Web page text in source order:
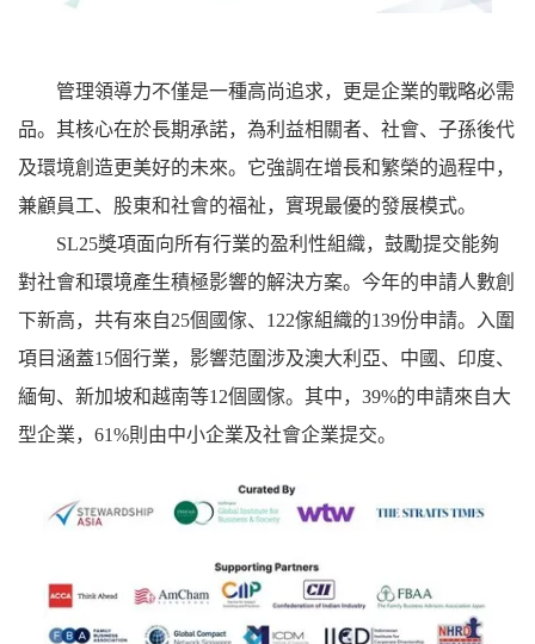
管理領導力不僅是一種高尚追求，更是企業的戰略必需
品。其核心在於長期承諾，為利益相關者、社會、子孫後代
及環境創造更美好的未來。它強調在增長和繁榮的過程中，
兼顧員工、股東和社會的福祉，實現最優的發展模式。
SL25獎項面向所有行業的盈利性組織，鼓勵提交能夠
對社會和環境產生積極影響的解決方案。今年的申請人數創
下新高，共有來自25個國傢、122傢組織的139份申請。入圍
項目涵蓋15個行業，影響范圍涉及澳大利亞、中國、印度、
緬甸、新加坡和越南等12個國傢。其中，39%的申請來自大
型企業，61%則由中小企業及社會企業提交。